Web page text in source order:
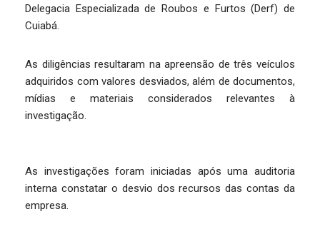
Delegacia Especializada de Roubos e Furtos (Derf) de
Cuiabá.
As diligências resultaram na apreensão de três veículos
adquiridos com valores desviados, além de documentos,
mídias e materiais considerados relevantes à
investigação.
As investigações foram iniciadas após uma auditoria
interna constatar o desvio dos recursos das contas da
empresa.